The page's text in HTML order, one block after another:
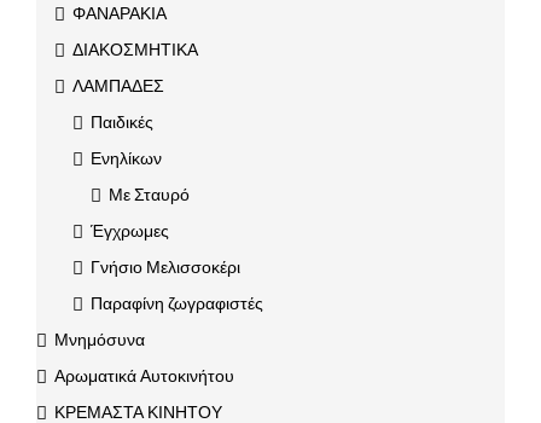
ΦΑΝΑΡΑΚΙΑ
ΔΙΑΚΟΣΜΗΤΙΚΑ
ΛΑΜΠΑΔΕΣ
Παιδικές
Ενηλίκων
Με Σταυρό
Έγχρωμες
Γνήσιο Μελισσοκέρι
Παραφίνη ζωγραφιστές
Μνημόσυνα
Αρωματικά Αυτοκινήτου
ΚΡΕΜΑΣΤΑ ΚΙΝΗΤΟΥ